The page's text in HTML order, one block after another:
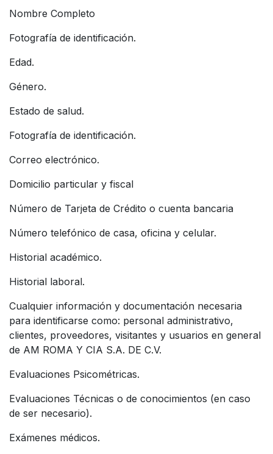
Nombre Completo
Fotografía de identificación.
Edad.
Género.
Estado de salud.
Fotografía de identificación.
Correo electrónico.
Domicilio particular y fiscal
Número de Tarjeta de Crédito o cuenta bancaria
Número telefónico de casa, oficina y celular.
Historial académico.
Historial laboral.
Cualquier información y documentación necesaria
para identificarse como: personal administrativo,
clientes, proveedores, visitantes y usuarios en general
de AM ROMA Y CIA S.A. DE C.V.
Evaluaciones Psicométricas.
Evaluaciones Técnicas o de conocimientos (en caso
de ser necesario).
Exámenes médicos.